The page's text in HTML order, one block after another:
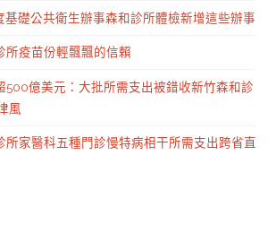
礎公共衛生辦事森和診所體檢新增這些辦事
所疫苗份輕飄飄的信賴
500億美元：大批所需支出被錯收新竹森和診
風
所家醫科五種門診慢特病相干所需支出跨省直